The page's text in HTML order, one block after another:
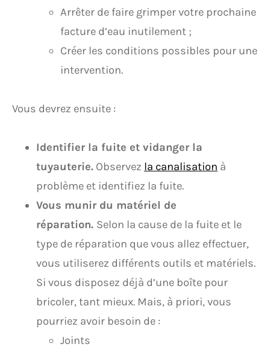
Arrêter de faire grimper votre prochaine
facture d’eau inutilement ;
Créer les conditions possibles pour une
intervention.
Vous devrez ensuite :
Identifier la fuite et vidanger la
tuyauterie. Observez la canalisation à
problème et identifiez la fuite.
Vous munir du matériel de
réparation. Selon la cause de la fuite et le
type de réparation que vous allez effectuer,
vous utiliserez différents outils et matériels.
Si vous disposez déjà d’une boîte pour
bricoler, tant mieux. Mais, à priori, vous
pourriez avoir besoin de :
Joints